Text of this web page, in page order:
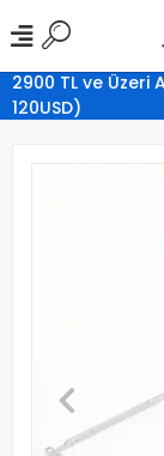
2900 TL ve Üzeri
120USD)